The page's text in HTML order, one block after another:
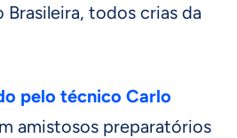
Brasileira, todos crias da
pelo técnico Carlo
amistosos preparatórios